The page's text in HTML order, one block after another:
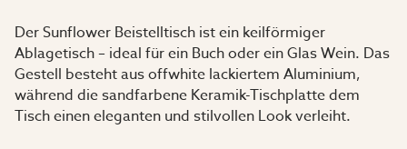
Der Sunflower Beistelltisch ist ein keilförmiger
Ablagetisch – ideal für ein Buch oder ein Glas Wein. Das
Gestell besteht aus offwhite lackiertem Aluminium,
während die sandfarbene Keramik-Tischplatte dem
Tisch einen eleganten und stilvollen Look verleiht.